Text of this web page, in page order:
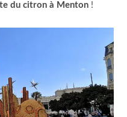
du citron à Menton!